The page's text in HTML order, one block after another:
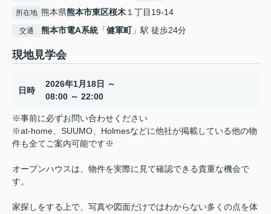
所在地 熊本県熊本市東区桜木１丁目19-14
交通 熊本市電A系統「健軍町」駅 徒歩24分
現地見学会
日時
2026年1月18日 ～
08:00 ～ 22:00
※事前に必ずお問い合わせください
※at-home、SUUMO、Holmesなどに他社が掲載している他の物
件も全てご案内可能です※
オープンハウスは、物件を実際に見て確認できる貴重な機会で
す。
家探しをする上で、写真や図面だけではわからない多くの点を体